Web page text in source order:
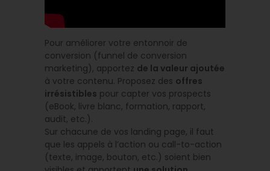
Pour améliorer votre entonnoir de
conversion (funnel de conversion
marketing), apportez de la valeur ajoutée
à votre contenu. Proposez des offres
irrésistibles pour capter vos prospects
(eBook, livre blanc, formation, rapport,
audit, etc.).
Sur chacune de vos landing page, il faut
que les appels à l’action ou call-to-action
(texte, image, bouton, etc.) soient bien